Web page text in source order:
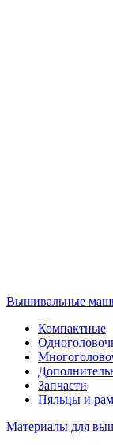
Вышивальные
Компактные
Запчасти
Пяльцы и
Материалы для